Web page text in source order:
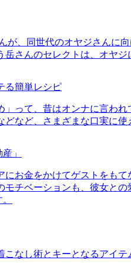
が、同世代のオヤジさんに
さんのセレクトは、オヤジ
る簡単レシピ
」って、昔はオンナに言わ
など、さまざまな口実に
」
にお金をかけてゲストをも
チベーションも、彼女と
なし術とキーとなるアイテ